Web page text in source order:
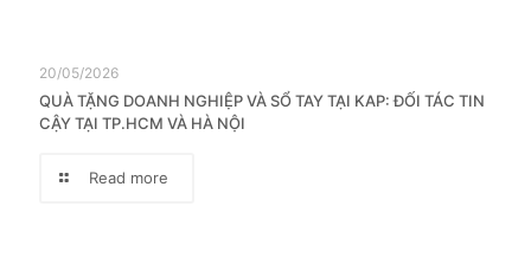
20/05/2026
QUÀ TẶNG DOANH NGHIỆP VÀ SỔ TAY TẠI KAP: ĐỐI TÁC TIN
CẬY TẠI TP.HCM VÀ HÀ NỘI
Read more